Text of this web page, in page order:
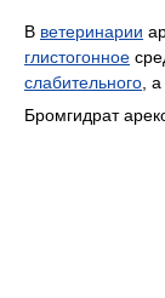
В ветеринарии
глистогонное
слабительного ,
Бромгидрат